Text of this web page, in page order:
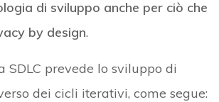
di sviluppo anche per ciò che
by design.
SDLC prevede lo sviluppo di
dei cicli iterativi, come segue: